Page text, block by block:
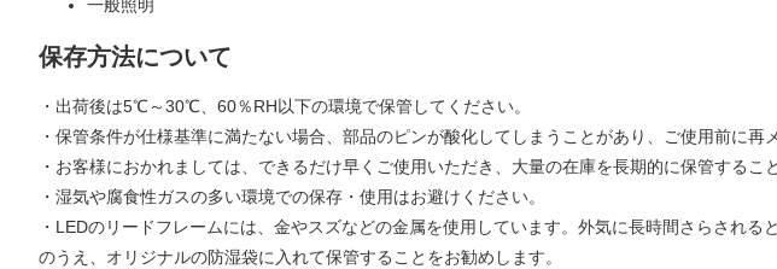
一般照明
保存方法について
・出荷後は5℃～30℃、60％RH以下の環境で保管してください。
・保管条件が仕様基準に満たない場合、部品のピンが酸化してしまうことがあり、ご使用前に再
・お客様におかれましては、できるだけ早くご使用いただき、大量の在庫を長期的に保管するこ
・湿気や腐食性ガスの多い環境での保存・使用はお避けください。
・LEDのリードフレームには、金やスズなどの金属を使用しています。外気に長時間さらされ
のうえ、オリジナルの防湿袋に入れて保管することをお勧めします。